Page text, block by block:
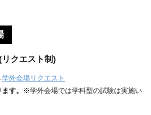
クエスト制)
学外会場リクエスト
す。
※学外会場では学科型の試験は実施い